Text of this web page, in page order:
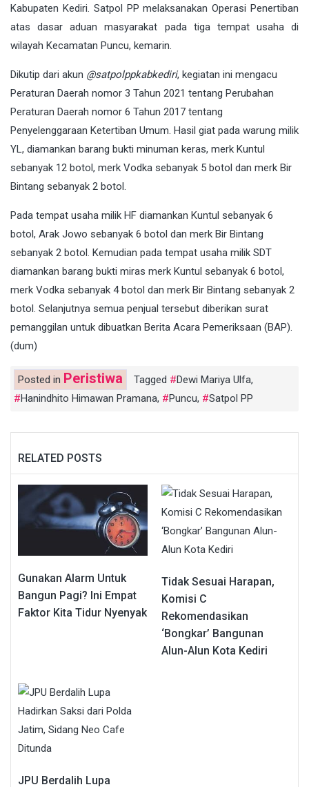
Kabupaten Kediri. Satpol PP melaksanakan Operasi Penertiban
atas dasar aduan masyarakat pada tiga tempat usaha di
wilayah Kecamatan Puncu, kemarin.
Dikutip dari akun @satpolppkabkediri, kegiatan ini mengacu
Peraturan Daerah nomor 3 Tahun 2021 tentang Perubahan
Peraturan Daerah nomor 6 Tahun 2017 tentang
Penyelenggaraan Ketertiban Umum. Hasil giat pada warung milik
YL, diamankan barang bukti minuman keras, merk Kuntul
sebanyak 12 botol, merk Vodka sebanyak 5 botol dan merk Bir
Bintang sebanyak 2 botol.
Pada tempat usaha milik HF diamankan Kuntul sebanyak 6
botol, Arak Jowo sebanyak 6 botol dan merk Bir Bintang
sebanyak 2 botol. Kemudian pada tempat usaha milik SDT
diamankan barang bukti miras merk Kuntul sebanyak 6 botol,
merk Vodka sebanyak 4 botol dan merk Bir Bintang sebanyak 2
botol. Selanjutnya semua penjual tersebut diberikan surat
pemanggilan untuk dibuatkan Berita Acara Pemeriksaan (BAP).
(dum)
Posted in Peristiwa Tagged Dewi Mariya Ulfa,
Hanindhito Himawan Pramana, Puncu, Satpol PP
RELATED POSTS
Gunakan Alarm Untuk
Bangun Pagi? Ini Empat
Faktor Kita Tidur Nyenyak
Tidak Sesuai Harapan,
Komisi C
Rekomendasikan
‘Bongkar’ Bangunan
Alun-Alun Kota Kediri
JPU Berdalih Lupa